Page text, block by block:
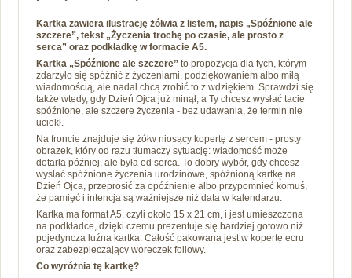
Kartka zawiera ilustrację żółwia z listem, napis „Spóźnione ale
szczere”, tekst „Życzenia trochę po czasie, ale prosto z
serca” oraz podkładkę w formacie A5.
Kartka „Spóźnione ale szczere” to propozycja dla tych, którym
zdarzyło się spóźnić z życzeniami, podziękowaniem albo miłą
wiadomością, ale nadal chcą zrobić to z wdziękiem. Sprawdzi się
także wtedy, gdy Dzień Ojca już minął, a Ty chcesz wysłać tacie
spóźnione, ale szczere życzenia - bez udawania, że termin nie
uciekł.
Na froncie znajduje się żółw niosący kopertę z sercem - prosty
obrazek, który od razu tłumaczy sytuację: wiadomość może
dotarła później, ale była od serca. To dobry wybór, gdy chcesz
wysłać spóźnione życzenia urodzinowe, spóźnioną kartkę na
Dzień Ojca, przeprosić za opóźnienie albo przypomnieć komuś,
że pamięć i intencja są ważniejsze niż data w kalendarzu.
Kartka ma format A5, czyli około 15 x 21 cm, i jest umieszczona
na podkładce, dzięki czemu prezentuje się bardziej gotowo niż
pojedyncza luźna kartka. Całość pakowana jest w kopertę ecru
oraz zabezpieczający woreczek foliowy.
Co wyróżnia tę kartkę?